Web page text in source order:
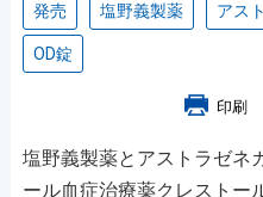
発売 塩野義製薬 アス
OD錠
印刷
塩野義製薬とアストラゼネ
ール血症治療薬クレストー